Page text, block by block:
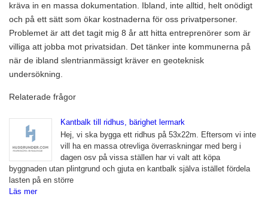
kräva in en massa dokumentation. Ibland, inte alltid, helt onödigt
och på ett sätt som ökar kostnaderna för oss privatpersoner.
Problemet är att det tagit mig 8 år att hitta entreprenörer som är
villiga att jobba mot privatsidan. Det tänker inte kommunerna på
när de ibland slentrianmässigt kräver en geoteknisk
undersökning.
Relaterade frågor
Kantbalk till ridhus, bärighet lermark
Hej, vi ska bygga ett ridhus på 53x22m. Eftersom vi inte
vill ha en massa otrevliga överraskningar med berg i
dagen osv på vissa ställen har vi valt att köpa
byggnaden utan plintgrund och gjuta en kantbalk själva istället fördela
lasten på en större
Läs mer